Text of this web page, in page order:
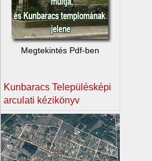
Megtekintés Pdf-ben
Kunbaracs Településképi
arculati kézikönyv